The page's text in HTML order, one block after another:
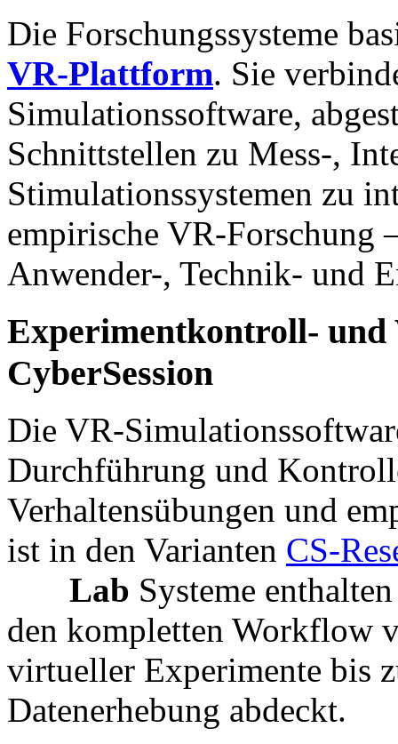
Die Forschungssysteme
VR-Plattform. Sie
Simulationssoftware,
Schnittstellen zu Mess-,
Stimulationssystemen zu
empirische VR-Forschung
Anwender-, Technik- und
Experimentkontroll- und
CyberSession
Die VR-
Durchführung und
Verhaltensübungen und
ist in den Varianten CS-
Lab Systeme
den kompletten Workflow
virtueller Experimente bis
Datenerhebung abdeckt.